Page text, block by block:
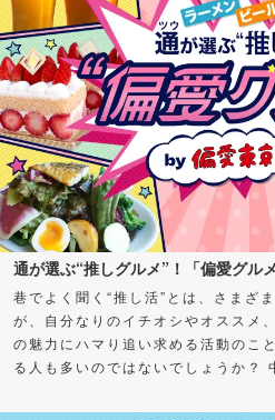
通が選ぶ“推しグルメ”！「偏愛グル
巷でよく聞く“推し活”とは、さまざ
が、自分なりのイチオシやオススメ
の魅力にハマり追い求める活動のこ
る人も多いのではないでしょうか？
けたい！」とお悩みの方もいるかも